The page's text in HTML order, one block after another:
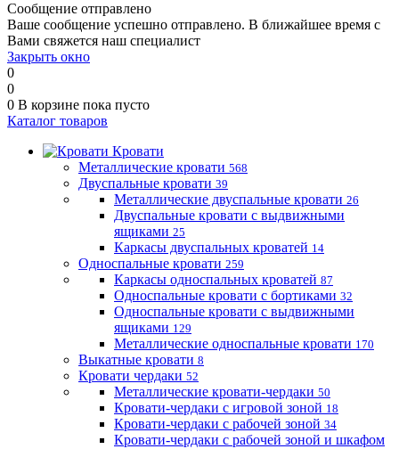
Сообщение отправлено
Ваше сообщение успешно отправлено. В ближайшее время с
Вами свяжется наш специалист
Закрыть окно
0
0
0 В корзине пока пусто
Каталог товаров
Кровати
Металлические кровати 568
Двуспальные кровати 39
Металлические двуспальные кровати 26
Двуспальные кровати с выдвижными
ящиками 25
Каркасы двуспальных кроватей 14
Односпальные кровати 259
Каркасы односпальных кроватей 87
Односпальные кровати с бортиками 32
Односпальные кровати с выдвижными
ящиками 129
Металлические односпальные кровати 170
Выкатные кровати 8
Кровати чердаки 52
Металлические кровати-чердаки 50
Кровати-чердаки с игровой зоной 18
Кровати-чердаки с рабочей зоной 34
Кровати-чердаки с рабочей зоной и шкафом